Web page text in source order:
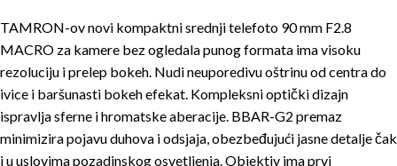
TAMRON-ov novi kompaktni srednji telefoto 90 mm F2.8
MACRO za kamere bez ogledala punog formata ima visoku
rezoluciju i prelep bokeh. Nudi neuporedivu oštrinu od centra do
ivice i baršunasti bokeh efekat. Kompleksni optički dizajn
ispravlja sferne i hromatske aberacije. BBAR-G2 premaz
minimizira pojavu duhova i odsjaja, obezbeđujući jasne detalje čak
i u uslovima pozadinskog osvetljenja. Objektiv ima prvi